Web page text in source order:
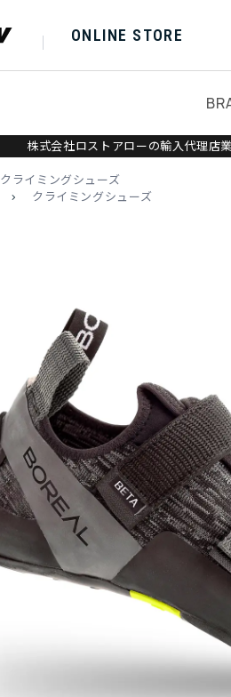
ONLINE STORE
株式会社ロストアローの輸入代理店
クライミングシューズ
> クライミングシューズ